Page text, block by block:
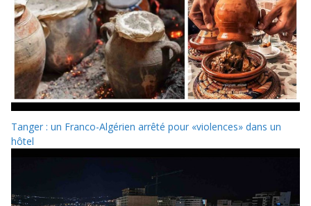
Tanger : un Franco-Algérien arrêté pour «violences» dans un
hôtel